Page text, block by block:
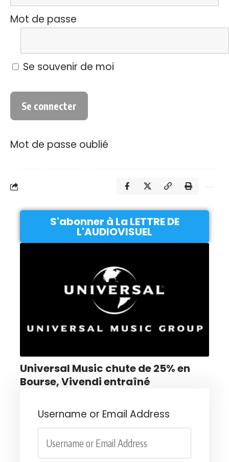
Mot de passe
Se souvenir de moi
Mot de passe oublié
S'abonner à La LETTRE DE
L'AUDIOVISUEL
Universal Music chute de 25% en
Bourse, Vivendi entraîné
Username or Email Address